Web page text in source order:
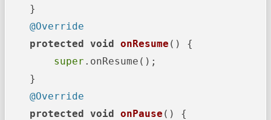
    }
@Override
protected void onResume ()
{
super .onResume();
    }
@Override
protected void onPause ()
{